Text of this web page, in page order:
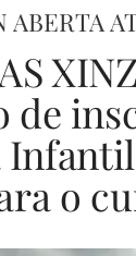
ABERTA
de
o